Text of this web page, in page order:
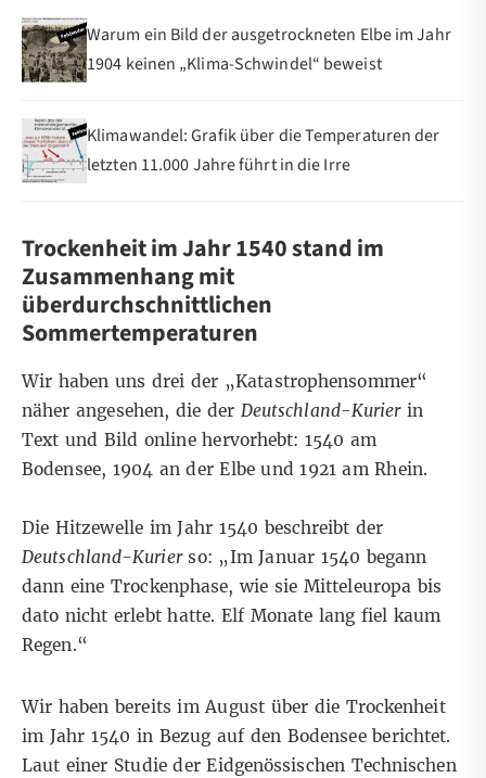
Warum ein Bild der ausgetrockneten Elbe im Jahr
1904 keinen „Klima-Schwindel“ beweist
Klimawandel: Grafik über die Temperaturen der
letzten 11.000 Jahre führt in die Irre
Trockenheit im Jahr 1540 stand im
Zusammenhang mit
überdurchschnittlichen
Sommertemperaturen
Wir haben uns drei der „Katastrophensommer“
näher angesehen, die der Deutschland-Kurierin
Text und Bild online hervorhebt: 1540 am
Bodensee, 1904 an der Elbe und 1921 am Rhein.
Die Hitzewelle im Jahr 1540 beschreibt der
Deutschland-Kurierso: „Im Januar 1540 begann
dann eine Trockenphase, wie sie Mitteleuropa bis
dato nicht erlebt hatte. Elf Monate lang fiel kaum
Regen.“
Wir haben bereits im August über die Trockenheit
im Jahr 1540 in Bezug auf den Bodensee berichtet.
Laut einer Studie der Eidgenössischen Technischen